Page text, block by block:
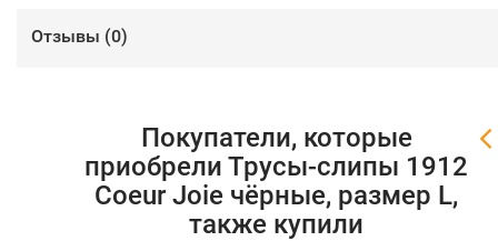
Отзывы (0)
Покупатели, которые
приобрели Трусы-слипы 1912
Coeur Joie чёрные, размер L,
также купили